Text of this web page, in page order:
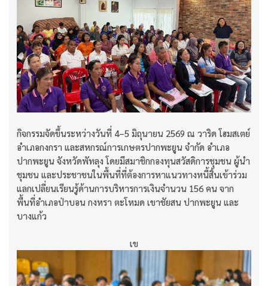
กิจกรรมจัดขึ้นระหว่างวันที่ 4–5 มิถุนายน 2569 ณ วาริด โฮมสเตย์
อำเภอกงกรา และสหกรณ์การเกษตรปากพะยูน จำกัด อำเภอ
ปากพะยูน จังหวัดพัทลุง โดยมีสมาชิกกองทุนสวัสดิการชุมชน ผู้นำ
ชุมชน และประชาชนในพื้นที่ที่ต้องการหาแนวทางหนี้สิ้นเข้าร่วม
แลกเปลี่ยนเรียนรู้ด้านการบริหารการเงินจำนวน 156 คน จาก
พื้นที่อำเภอป่าบอน กงหรา ตะโหมด เขาชัยสน ปากพะยูน และ
บางแก้ว
เข